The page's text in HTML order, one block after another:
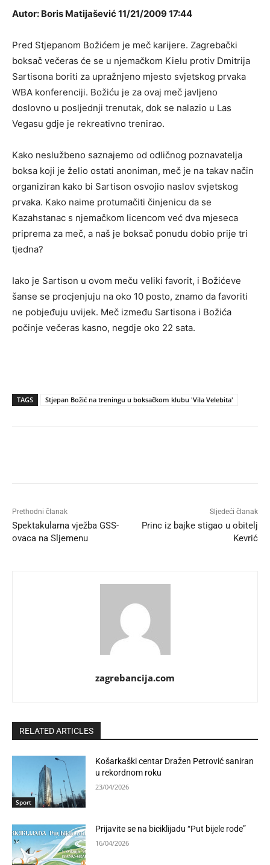
Autor: Boris Matijašević 11/21/2009 17:44
Pred Stjepanom Božićem je meč karijere. Zagrebački
boksač večeras će se u njemačkom Kielu protiv Dmitrija
Sartisona boriti za upražnjeno mjesto svjetskog prvaka
WBA konferenciji. Božiću je za ovaj meč javljeno
doslovno u posljednji trenutak, dok se nalazio u Las
Vegasu gdje je rekreativno trenirao.
Kako neslužbeno saznajemo od odličnog poznavatelja
boksa koji je želio ostati anoniman, meč je na takav način
organiziran kako bi Sartison osvojio naslov svjetskog
prvaka. Kako naime protumačiti činjenicu da se
Kazahstanac s njemačkom licencom već dva mjeseca
priprema za meč, a naš je boksač ponudu dobio prije tri
tjedna?
Iako je Sartison u ovom meču veliki favorit, i Božićeve
šanse se procjenjuju na oko 10 posto, znamo da favoriti
ne pobjeđuju uvijek. Meč između Sartisona i Božića
počinje večeras kasno, negdje oko 22 sata.
TAGS Stjepan Božić na treningu u boksačkom klubu 'Vila Velebita'
Prethodni članak
Spektakularna vježba GSS-
ovaca na Sljemenu
Sljedeći članak
Princ iz bajke stigao u obitelj
Kevrić
zagrebancija.com
RELATED ARTICLES
Sport
Košarkaški centar Dražen Petrović saniran
u rekordnom roku
23/04/2026
Prijavite se na biciklijadu “Put bijele rode”
16/04/2026